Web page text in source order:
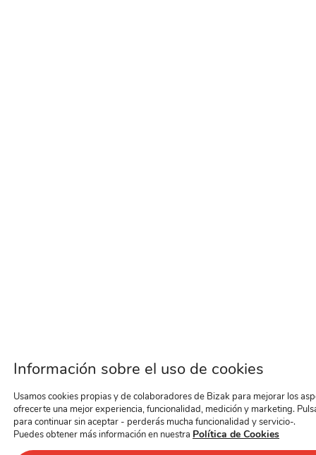
Información sobre el uso de cookies
Usamos cookies propias y de colaboradores de Bizak para mejorar los
ofrecerte una mejor experiencia, funcionalidad, medición y marketing.
para continuar sin aceptar - perderás mucha funcionalidad y servicio-.
Puedes obtener más información en nuestra Política de Cookies